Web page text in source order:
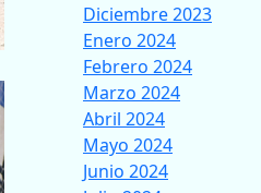
Diciembre 2023
Enero 2024
Febrero 2024
Marzo 2024
Abril 2024
Mayo 2024
Junio 2024